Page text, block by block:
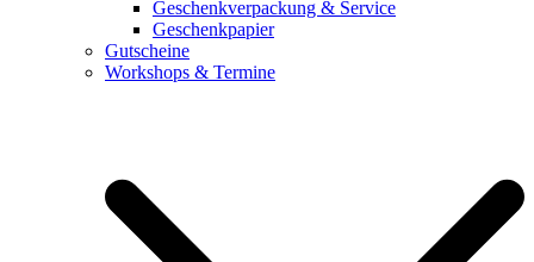
Geschenkverpackung & Service
Geschenkpapier
Gutscheine
Workshops & Termine